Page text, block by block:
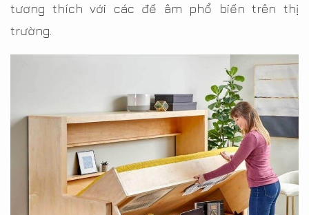
tương thích với các đế âm phổ biến trên thị
trường.